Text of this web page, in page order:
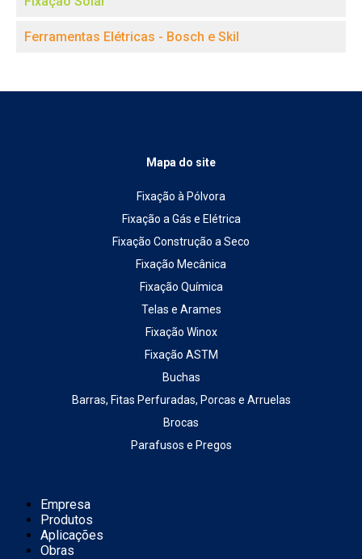
Ferramentas Elétricas - Bosch e Skil
Mapa do site
Fixação à Pólvora
Fixação a Gás e Elétrica
Fixação Construção a Seco
Fixação Mecânica
Fixação Química
Telas e Arames
Fixação Winox
Fixação ASTM
Buchas
Barras, Fitas Perfuradas, Porcas e Arruelas
Brocas
Parafusos e Pregos
Empresa
Produtos
Aplicações
Obras